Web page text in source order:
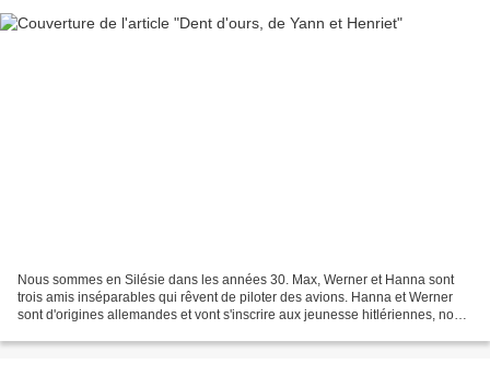
Nous sommes en Silésie dans les années 30. Max, Werner et Hanna sont
trois amis inséparables qui rêvent de piloter des avions. Hanna et Werner
sont d'origines allemandes et vont s'inscrire aux jeunesse hitlériennes, non